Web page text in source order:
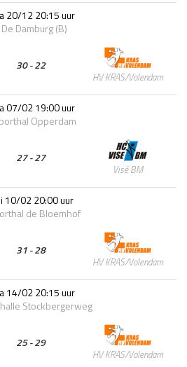
20/12 20:15 uur
De Damburg (B)
30 - 22
HV KRAS/Volendam
07/02 19:00 uur
Opperdam
27 - 27
Visé BM
10/02 20:00 uur
de Bloemhof
31 - 28
HV KRAS/Volendam
14/02 20:15 uur
Stockbergerweg
25 - 29
HV KRAS/Volendam